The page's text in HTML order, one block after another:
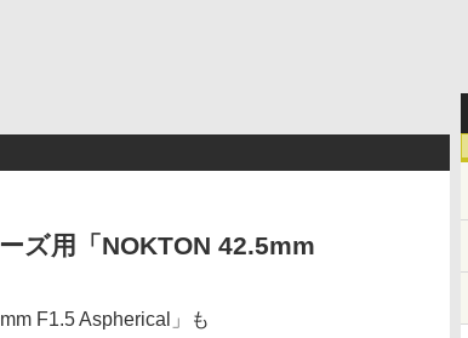
ズ用「NOKTON 42.5mm
F1.5 Aspherical」も